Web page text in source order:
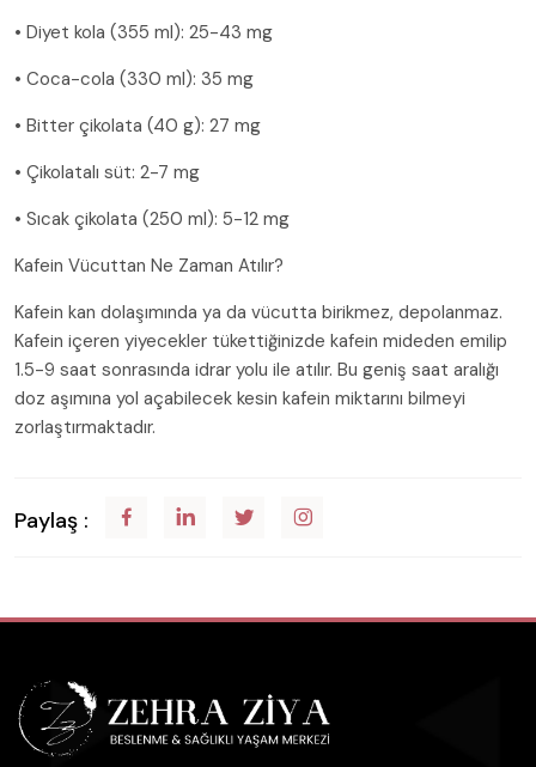
• Diyet kola (355 ml): 25-43 mg
• Coca-cola (330 ml): 35 mg
• Bitter çikolata (40 g): 27 mg
• Çikolatalı süt: 2-7 mg
• Sıcak çikolata (250 ml): 5-12 mg
Kafein Vücuttan Ne Zaman Atılır?
Kafein kan dolaşımında ya da vücutta birikmez, depolanmaz.
Kafein içeren yiyecekler tükettiğinizde kafein mideden emilip
1.5-9 saat sonrasında idrar yolu ile atılır. Bu geniş saat aralığı
doz aşımına yol açabilecek kesin kafein miktarını bilmeyi
zorlaştırmaktadır.
Paylaş :